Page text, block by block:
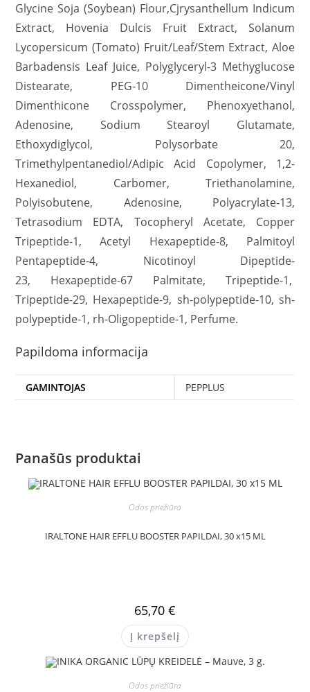
Glycine Soja (Soybean) Flour,Cjrysanthellum Indicum
Extract, Hovenia Dulcis Fruit Extract, Solanum
Lycopersicum (Tomato) Fruit/Leaf/Stem Extract, Aloe
Barbadensis Leaf Juice, Polyglyceryl-3 Methyglucose
Distearate, PEG-10 Dimentheicone/Vinyl
Dimenthicone Crosspolymer, Phenoxyethanol,
Adenosine, Sodium Stearoyl Glutamate,
Ethoxydiglycol, Polysorbate 20,
Trimethylpentanediol/Adipic Acid Copolymer, 1,2-
Hexanediol, Carbomer, Triethanolamine,
Polyisobutene, Adenosine, Polyacrylate-13,
Tetrasodium EDTA, Tocopheryl Acetate, Copper
Tripeptide-1, Acetyl Hexapeptide-8, Palmitoyl
Pentapeptide-4, Nicotinoyl Dipeptide-
23, Hexapeptide-67 Palmitate, Tripeptide-1,
Tripeptide-29, Hexapeptide-9, sh-polypeptide-10, sh-
polypeptide-1, rh-Oligopeptide-1, Perfume.
Papildoma informacija
GAMINTOJAS PEPPLUS
Panašūs produktai
Odos priežiūra
IRALTONE HAIR EFFLU BOOSTER PAPILDAI, 30 x15 ML
65,70 €
Į krepšelį
Odos priežiūra